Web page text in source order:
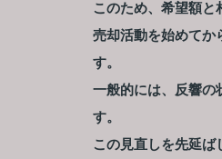
このため、希望額と
売却活動を始めてか
す。
一般的には、反響の
す。
この見直しを先延ば